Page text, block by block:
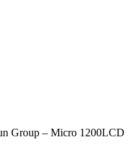
Group – Micro 1200LCD